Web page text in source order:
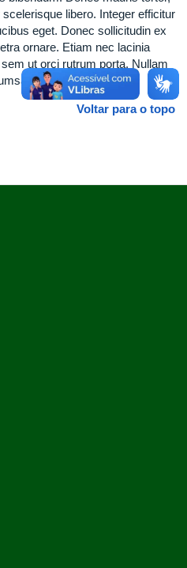
libero. Integer efficitur
eget. Donec sollicitudin ex
ornare. Etiam nec lacinia
ut orci rutrum porta. Nullam
Voltar para o topo